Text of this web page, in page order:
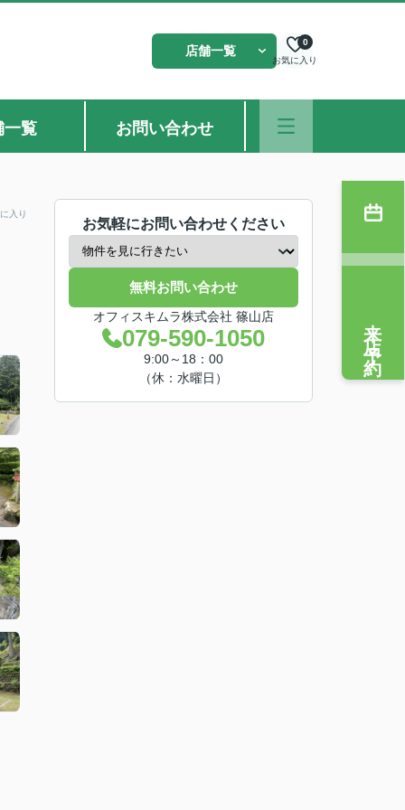
店舗一覧
お気に入り
0
一覧 お問い合わせ
入り
お気軽にお問い合わせください
無料お問い合わせ
オフィスキムラ株式会社 篠山店
079-590-1050
9:00～18：00
（休：水曜日）
来店予約